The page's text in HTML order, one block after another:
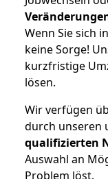
Wenn Sie sich
keine Sorge!
kurzfristige
lösen.
Wir verfügen
durch unseren
qualifizierten
Auswahl an
Problem löst.